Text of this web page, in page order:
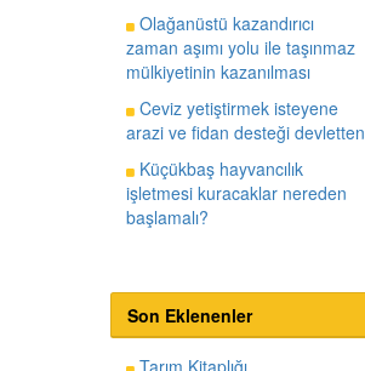
Olağanüstü kazandırıcı
zaman aşımı yolu ile taşınmaz
mülkiyetinin kazanılması
Ceviz yetiştirmek isteyene
arazi ve fidan desteği devletten
Küçükbaş hayvancılık
işletmesi kuracaklar nereden
başlamalı?
Son Eklenenler
Tarım Kitaplığı